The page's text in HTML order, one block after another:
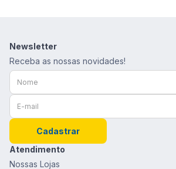
Newsletter
Receba as nossas novidades!
Cadastrar
Atendimento
Nossas Lojas